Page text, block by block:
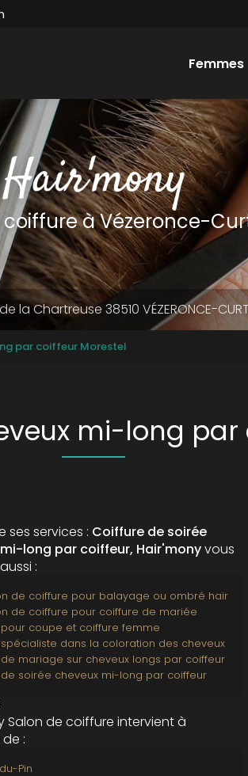
Femmes
coiffureà Vézeronce-
la Chartreuse 38510 VÉZERONCE-
par coiffeur Morestel
mi-long par
ses services : Coiffure de soirée
long par coiffeur, Hair'monyvous
:
de coiffure pour balayage ou ombré hair
de coiffure pour coiffure de mariée
coupe et coiffure femme
dans la coloration des cheveux
mariage sur cheveux longs par coiffeur
soirée cheveux mi-long par coiffeur
Salon de coiffure intervient à
:
Pin